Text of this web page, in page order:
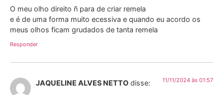
O meu olho direito ñ para de criar remela
e é de uma forma muito ecessiva e quando eu acordo os
meus olhos ficam grudados de tanta remela
Responder
JAQUELINE ALVES NETTO disse: 11/11/2024 às 01:57